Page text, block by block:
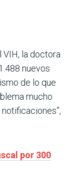
la doctora
nuevos
de lo que
mucho
por 300